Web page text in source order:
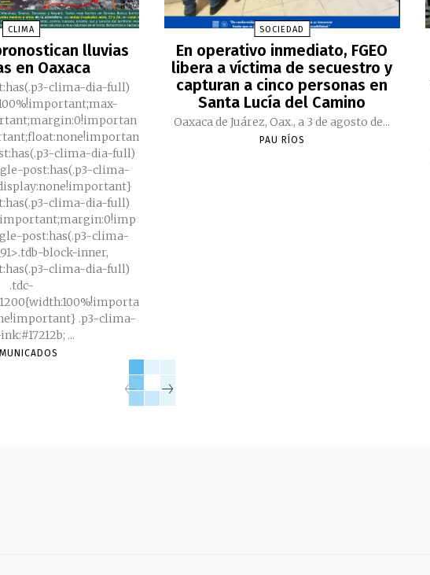
CLIMA
lluvias
en Oaxaca
clima-dia-full)
clima-dia-full)
post:has(.p3-clima-
clima-dia-full)
post:has(.p3-clima-
block-inner,
clima-dia-full)
.tdc-
.p3-clima-
--ink:#17212b; ...
SOCIEDAD
En operativo inmediato, FGEO
libera a víctima de secuestro y
capturan a cinco personas en
Santa Lucía del Camino
Oaxaca de Juárez, Oax., a 3 de agosto de...
PAU RÍOS